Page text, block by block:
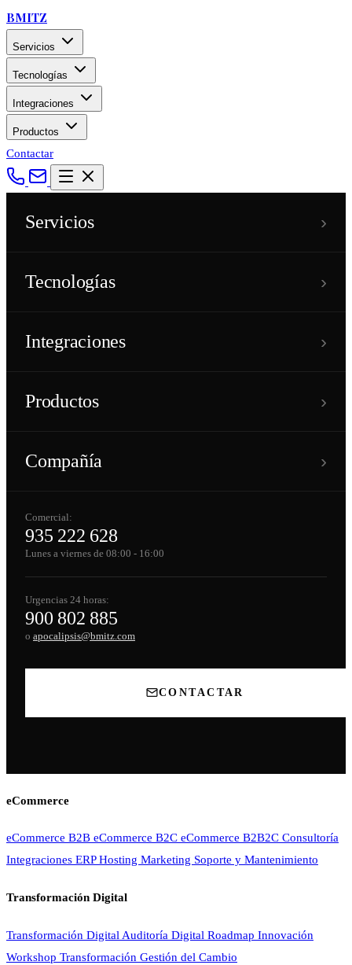
BMITZ
Servicios
Tecnologías
Integraciones
Productos
Contactar
Servicios ›
Tecnologías ›
Integraciones ›
Productos ›
Compañía ›
Comercial:
935 222 628
Lunes a viernes de 08:00 - 16:00
Urgencias 24 horas:
900 802 885
o apocalipsis@bmitz.com
CONTACTAR
eCommerce
eCommerce B2B eCommerce B2C eCommerce B2B2C Consultoría
Integraciones ERPHosting Marketing Soporte y Mantenimiento
Transformación Digital
Transformación DigitalAuditoría Digital Roadmap Innovación
Workshop Transformación Gestión del Cambio